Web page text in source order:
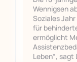
Wennigsen
Soziales
für
ermöglicht
Leben“,